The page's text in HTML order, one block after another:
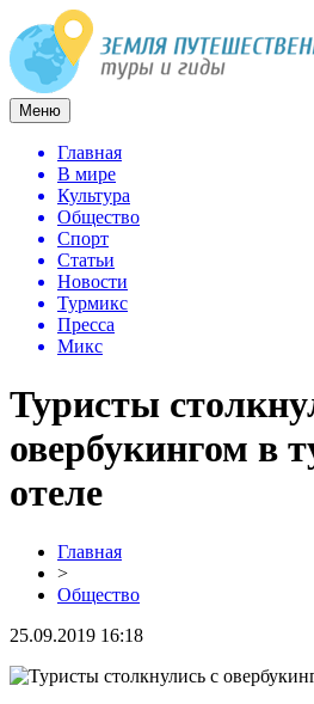
Меню
Главная
В мире
Культура
Общество
Спорт
Статьи
Новости
Турмикс
Пресса
Микс
Туристы
овербукингом в
отеле
Главная
>
Общество
25.09.2019 16:18